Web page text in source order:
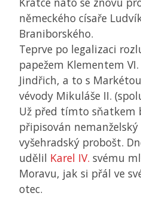
německého císaře
Braniborského.
Teprve po legalizaci
papežem Klementem
Jindřich, a to s
vévody Mikuláše II.
Už před tímto sňatkem
připisován nemanželský
vyšehradský probošt.
udělil Karel IV. svému
Moravu, jak si přál ve
otec.